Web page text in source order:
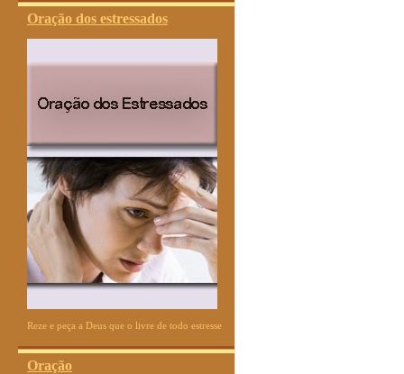
Oração dos estressados
Reze e peça a Deus que o livre de todo estresse
Oração